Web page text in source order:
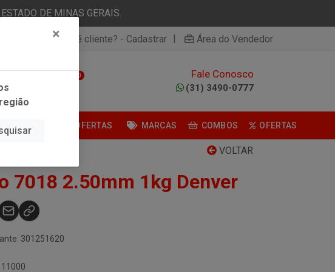
DE MINAS GERAIS.
Não é cliente? - Cadastrar | Área do Vendedor
0 Fale Conosco
(31) 3490-0777
OFERTAS MARCAS COMBOS OFERTAS
VOLTAR
7018 2.50mm 1kg Denver
301251620
×